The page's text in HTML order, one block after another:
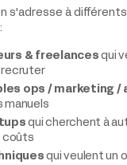
s'adresse à
& freelances qui
recruter
ops / marketing /
manuels
qui cherchent à
coûts
qui veulent un